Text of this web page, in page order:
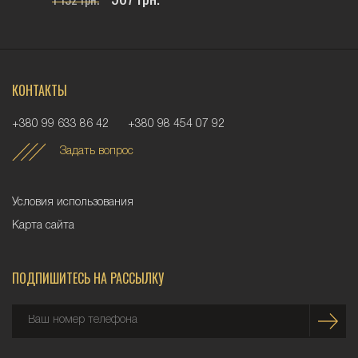
КОНТАКТЫ
+380 99 633 86 42 +380 98 454 07 92
Задать вопрос
Условия использования
Карта сайта
ПОДПИШИТЕСЬ НА РАССЫЛКУ